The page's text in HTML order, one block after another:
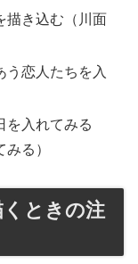
描き込む（川面
恋人たちを入
入れてみる
る）
ときの注